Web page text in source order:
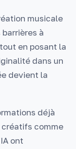
musicale
à
en posant la
dans un
devient la
déjà
comme
ont